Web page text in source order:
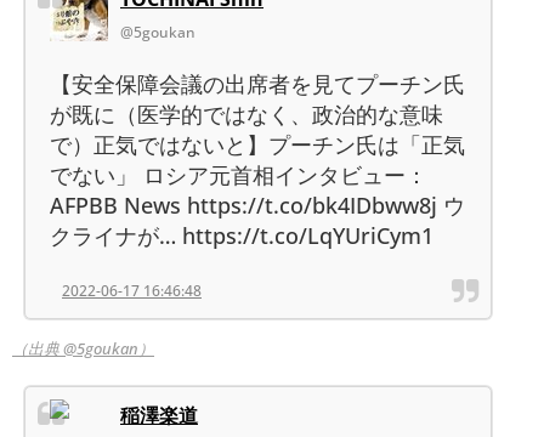
@5goukan
【安全保障会議の出席者を見てプーチン氏
が既に（医学的ではなく、政治的な意味
で）正気ではないと】プーチン氏は「正気
でない」 ロシア元首相インタビュー：
AFPBB News https://t.co/bk4IDbww8j ウ
クライナが… https://t.co/LqYUriCym1
2022-06-17 16:46:48
（出典 @5goukan）
稲澤楽道